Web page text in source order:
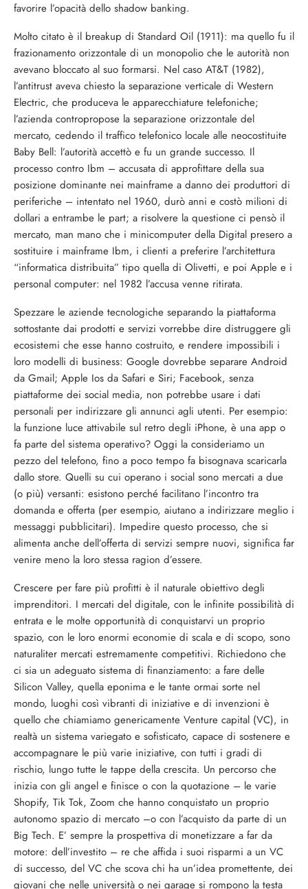
favorire l’opacità dello shadow banking.
Molto citato è il breakup di Standard Oil (1911): ma quello fu il
frazionamento orizzontale di un monopolio che le autorità non
avevano bloccato al suo formarsi. Nel caso AT&T (1982),
l’antitrust aveva chiesto la separazione verticale di Western
Electric, che produceva le apparecchiature telefoniche;
l’azienda contropropose la separazione orizzontale del
mercato, cedendo il traffico telefonico locale alle neocostituite
Baby Bell: l’autorità accettò e fu un grande successo. Il
processo contro Ibm – accusata di approfittare della sua
posizione dominante nei mainframe a danno dei produttori di
periferiche – intentato nel 1960, durò anni e costò milioni di
dollari a entrambe le part; a risolvere la questione ci pensò il
mercato, man mano che i minicomputer della Digital presero a
sostituire i mainframe Ibm, i clienti a preferire l’architettura
“informatica distribuita” tipo quella di Olivetti, e poi Apple e i
personal computer: nel 1982 l’accusa venne ritirata.
Spezzare le aziende tecnologiche separando la piattaforma
sottostante dai prodotti e servizi vorrebbe dire distruggere gli
ecosistemi che esse hanno costruito, e rendere impossibili i
loro modelli di business: Google dovrebbe separare Android
da Gmail; Apple Ios da Safari e Siri; Facebook, senza
piattaforme dei social media, non potrebbe usare i dati
personali per indirizzare gli annunci agli utenti. Per esempio:
la funzione luce attivabile sul retro degli iPhone, è una app o
fa parte del sistema operativo? Oggi la consideriamo un
pezzo del telefono, fino a poco tempo fa bisognava scaricarla
dallo store. Quelli su cui operano i social sono mercati a due
(o più) versanti: esistono perché facilitano l’incontro tra
domanda e offerta (per esempio, aiutano a indirizzare meglio i
messaggi pubblicitari). Impedire questo processo, che si
alimenta anche dell’offerta di servizi sempre nuovi, significa far
venire meno la loro stessa ragion d’essere.
Crescere per fare più profitti è il naturale obiettivo degli
imprenditori. I mercati del digitale, con le infinite possibilità di
entrata e le molte opportunità di conquistarvi un proprio
spazio, con le loro enormi economie di scala e di scopo, sono
naturaliter mercati estremamente competitivi. Richiedono che
ci sia un adeguato sistema di finanziamento: a fare delle
Silicon Valley, quella eponima e le tante ormai sorte nel
mondo, luoghi così vibranti di iniziative e di invenzioni è
quello che chiamiamo genericamente Venture capital (VC), in
realtà un sistema variegato e sofisticato, capace di sostenere e
accompagnare le più varie iniziative, con tutti i gradi di
rischio, lungo tutte le tappe della crescita. Un percorso che
inizia con gli angel e finisce o con la quotazione – le varie
Shopify, Tik Tok, Zoom che hanno conquistato un proprio
autonomo spazio di mercato –o con l’acquisto da parte di un
Big Tech. E’ sempre la prospettiva di monetizzare a far da
motore: dell’investito – re che affida i suoi risparmi a un VC
di successo, del VC che scova chi ha un’idea promettente, dei
giovani che nelle università o nei garage si rompono la testa